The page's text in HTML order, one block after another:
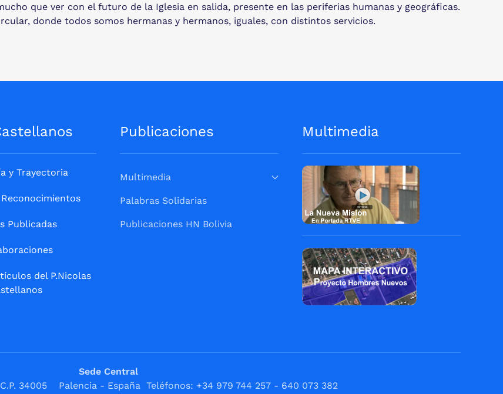
que ver con el futuro de la Iglesia en salida, presente en las periferias humanas y geográficas.
donde todos somos hermanas y hermanos, iguales, con distintos servicios.
y Trayectoria
Publicadas
del P.Nicolas
Publicaciones
Multimedia
Palabras Solidarias
Publicaciones HN Bolivia
Multimedia
Sede Central
34005 Palencia - España Teléfonos: +34 979 744 257 - 640 073 382